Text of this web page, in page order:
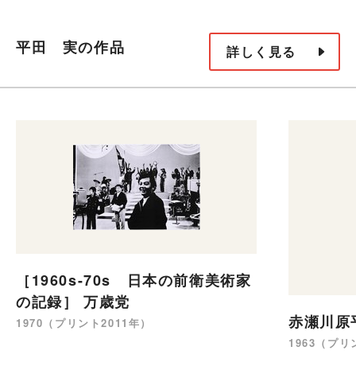
平田 実の作品 詳しく見る
［1960s-70s 日本の前衛美術家
の記録］ 万歳党
1970（プリント2011年） 赤瀬川原
1963（プリ